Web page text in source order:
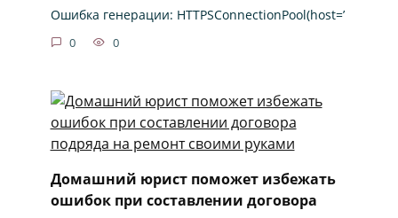
Ошибка генерации: HTTPSConnectionPool(host=’
0 0
Домашний юрист поможет избежать
ошибок при составлении договора